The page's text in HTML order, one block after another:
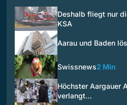
Deshalb fliegt nur
KSA
Aarau und Baden
Swissnews2 Min
Höchster Aargauer
verlangt…